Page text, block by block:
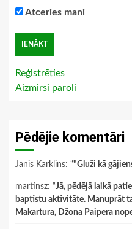
Atceries mani
Reģistrēties
Aizmirsi paroli
Pēdējie komentāri
Janis Karklins: “"Gluži kā
martinsz: “Jā, pēdējā laikā
baptistu aktivitāte. Manuprāt
Makartura, Džona Paipera